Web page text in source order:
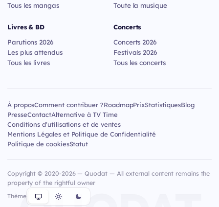
Tous les mangas
Livres & BD
Parutions 2026
Les plus attendus
Tous les livres
Toute la musique
Concerts
Concerts 2026
Festivals 2026
Tous les concerts
À proposComment contribuer ?RoadmapPrixStatistiquesBlog
PresseContactAlternative à TV Time
Conditions d'utilisations et de ventes
Mentions Légales et Politique de Confidentialité
Politique de cookiesStatut
Copyright © 2020-2026 — Quodat — All external content remains the
property of the rightful owner
Thème